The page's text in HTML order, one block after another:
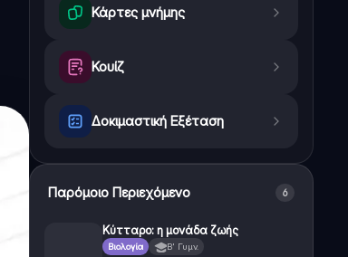
Κάρτες μνήμης
Κουίζ
Δοκιμαστική Εξέταση
Παρόμοιο Περιεχόμενο 6
Κύτταρο: η μονάδα ζωής
Βιολογία Β' Γυμν.